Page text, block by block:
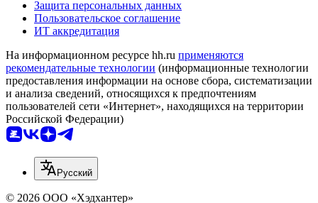
Защита персональных данных
Пользовательское соглашение
ИТ аккредитация
На информационном ресурсе hh.ru применяются
рекомендательные технологии (информационные технологии
предоставления информации на основе сбора, систематизации
и анализа сведений, относящихся к предпочтениям
пользователей сети «Интернет», находящихся на территории
Российской Федерации)
Русский
© 2026 ООО «Хэдхантер»